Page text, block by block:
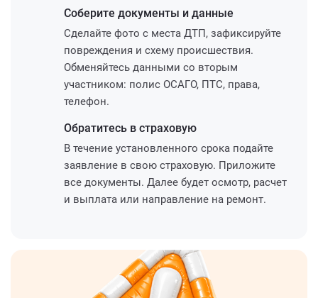
Соберите документы и данные
Сделайте фото с места ДТП, зафиксируйте
повреждения и схему происшествия.
Обменяйтесь данными со вторым
участником: полис ОСАГО, ПТС, права,
телефон.
Обратитесь в страховую
В течение установленного срока подайте
заявление в свою страховую. Приложите
все документы. Далее будет осмотр, расчет
и выплата или направление на ремонт.